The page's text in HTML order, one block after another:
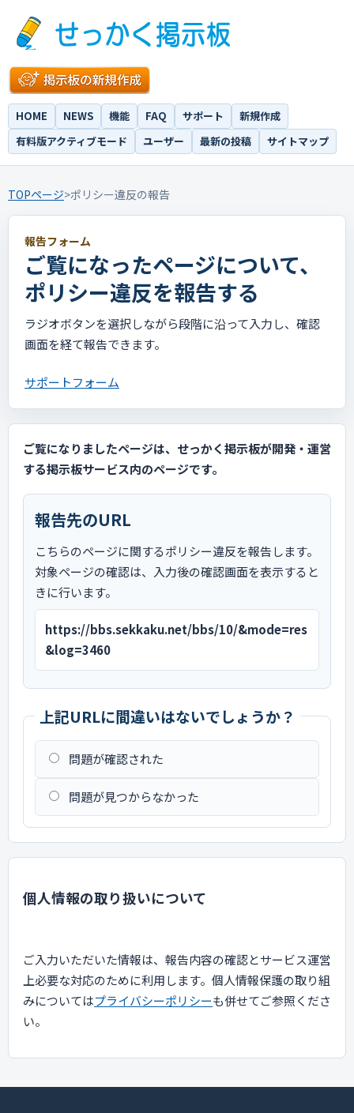
HOME NEWS 機能 FAQ サポート
新規作成
有料版アクティブモード
ユーザー 最新の投稿 サイトマップ
TOPページ>ポリシー違反の報告
報告フォーム
ご覧になったページについて、
ポリシー違反を報告する
ラジオボタンを選択しながら段階に沿って入力し、確認
画面を経て報告できます。
サポートフォーム
ご覧になりましたページは、せっかく掲示板が開発・運営
する掲示板サービス内のページです。
報告先のURL
こちらのページに関するポリシー違反を報告します。
対象ページの確認は、入力後の確認画面を表示すると
きに行います。
https://bbs.sekkaku.net/bbs/10/&mode=res
&log=3460
上記URLに間違いはないでしょうか？
問題が確認された
問題が見つからなかった
個人情報の取り扱いについて
ご入力いただいた情報は、報告内容の確認とサービス運営
上必要な対応のために利用します。個人情報保護の取り組
みについてはプライバシーポリシーも併せてご参照くださ
い。